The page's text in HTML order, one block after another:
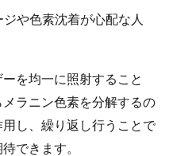
や色素沈着が心配な人
を均一に照射すること
ラニン色素を分解するの
し、繰り返し行うことで
できます。